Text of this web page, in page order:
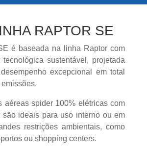
RAPTOR SE
é baseada na linha Raptor com
sustentável, projetada
excepcional em total
aéreas spider 100% elétricas com
são ideais para uso interno ou em
restrições ambientais, como
ou shopping centers.